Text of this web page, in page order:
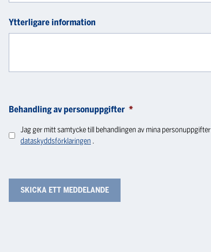
Ytterligare information
Behandling av personuppgifter *
Jag ger mitt samtycke till behandlingen av mina
dataskyddsförklaringen .